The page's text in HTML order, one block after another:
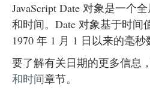
JavaScript Date 对象是一个
和时间。Date 对象基于时间
1970 年 1 月 1 日以来的毫秒
要了解有关日期的更多信息
和时间章节。